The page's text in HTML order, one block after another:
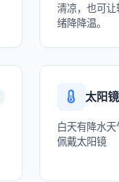
清凉，也可
绪降降温。
太阳镜
白天有降水
佩戴太阳镜